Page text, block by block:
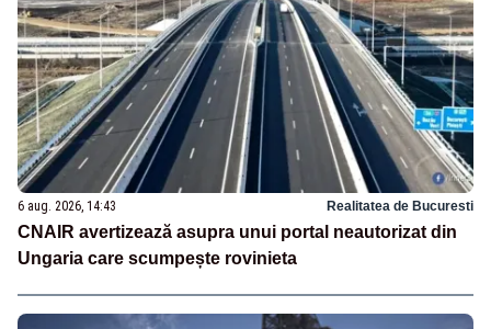
6 aug. 2026, 14:43 Realitatea de Bucuresti
CNAIR avertizează asupra unui portal neautorizat din
Ungaria care scumpește rovinieta